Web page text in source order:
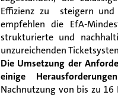
Effizienz zu steigern und
empfehlen die EfA-
strukturierte und
unzureichenden
Die Umsetzung der
einige
Nachnutzung von bis zu